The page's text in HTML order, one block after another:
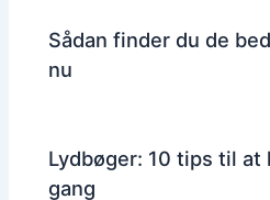
Sådan finder du de
nu
Lydbøger: 10 tips til at
gang